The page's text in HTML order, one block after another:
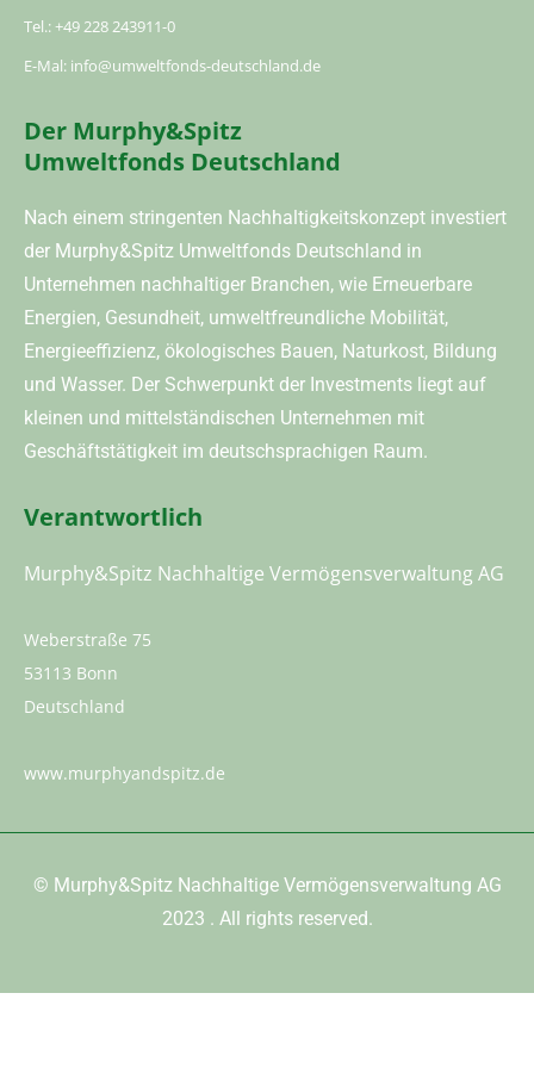
Tel.: +49 228 243911-0
E-Mal: info@umweltfonds-deutschland.de
Der Murphy&Spitz
Umweltfonds Deutschland
Nach einem stringenten Nachhaltigkeitskonzept investiert
der Murphy&Spitz Umweltfonds Deutschland in
Unternehmen nachhaltiger Branchen, wie Erneuerbare
Energien, Gesundheit, umweltfreundliche Mobilität,
Energieeffizienz, ökologisches Bauen, Naturkost, Bildung
und Wasser. Der Schwerpunkt der Investments liegt auf
kleinen und mittelständischen Unternehmen mit
Geschäftstätigkeit im deutschsprachigen Raum.
Verantwortlich
Murphy&Spitz Nachhaltige Vermögensverwaltung AG
Weberstraße 75
53113 Bonn
Deutschland
www.murphyandspitz.de
© Murphy&Spitz Nachhaltige Vermögensverwaltung AG
2023 . All rights reserved.